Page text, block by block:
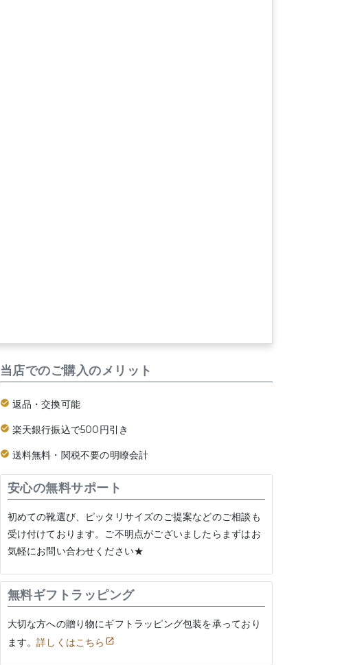
当店でのご購入のメリット
返品・交換可能
楽天銀行振込で500円引き
送料無料・関税不要の明瞭会計
安心の無料サポート
初めての靴選び、ピッタリサイズのご提案などのご相談も
受け付けております。ご不明点がございましたらまずはお
気軽にお問い合わせください★
無料ギフトラッピング
大切な方への贈り物にギフトラッピング包装を承っており
ます。詳しくはこちら